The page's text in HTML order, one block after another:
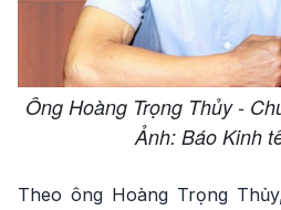
Ông Hoàng Trọng Thủy -
Ảnh: Báo Kinh
Theo ông Hoàng Trọng